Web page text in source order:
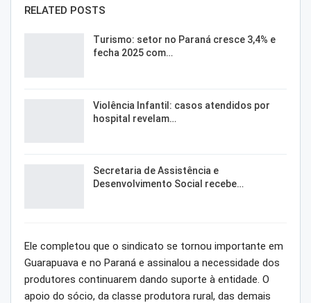
RELATED POSTS
Turismo: setor no Paraná cresce 3,4% e
fecha 2025 com…
Violência Infantil: casos atendidos por
hospital revelam…
Secretaria de Assistência e
Desenvolvimento Social recebe…
Ele completou que o sindicato se tornou importante em
Guarapuava e no Paraná e assinalou a necessidade dos
produtores continuarem dando suporte à entidade. O
apoio do sócio, da classe produtora rural, das demais